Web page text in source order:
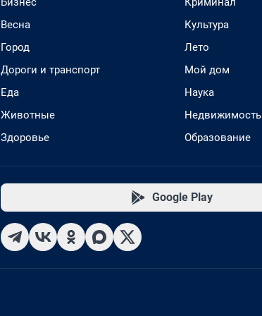
Весна
Город
Дороги и транспорт
Еда
Животные
Здоровье
Культура
Лето
Мой дом
Наука
Недвижимость
Образование
Google Play